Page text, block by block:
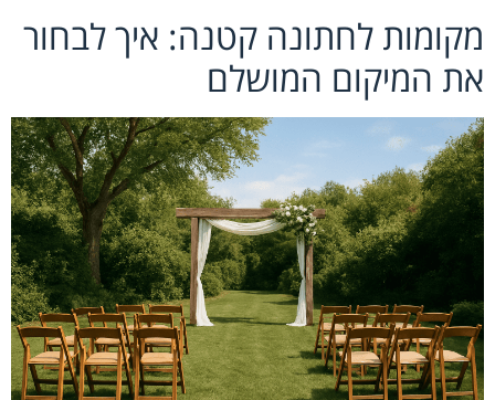
מקומות לחתונה קטנה: איך לבחור
את המיקום המושלם